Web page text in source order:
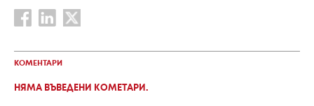
КОМЕНТАРИ
НЯМА ВЪВЕДЕНИ КОМЕТАРИ.